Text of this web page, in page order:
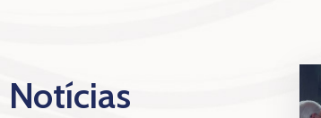
Notícias